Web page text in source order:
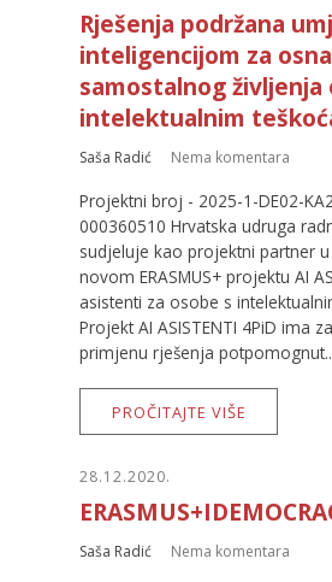
Rješenja podržana
inteligencijom za
samostalnog življenja
intelektualnim
Saša Radić Nema komentara
Projektni broj - 2025-1-DE02-
000360510 Hrvatska udruga
sudjeluje kao projektni partner u
novom ERASMUS+ projektu AI
asistenti za osobe s
Projekt AI ASISTENTI 4PiD ima
primjenu rješenja
PROČITAJTE VIŠE
28.12.2020.
Saša Radić Nema komentara